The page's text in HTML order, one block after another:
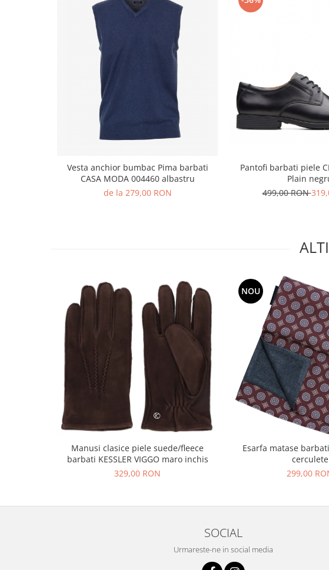
Vesta anchior bumbac Pima barbati
CASA MODA 004460 albastru
de la 279,00 RON
Pantofi barbati piele
Plain
499,00 RON
Manusi clasice piele suede/fleece
barbati KESSLER VIGGO maro inchis
329,00 RON
NOU
Esarfa matase
cerculete
299,00
SOCIAL
Urmareste-ne in social media